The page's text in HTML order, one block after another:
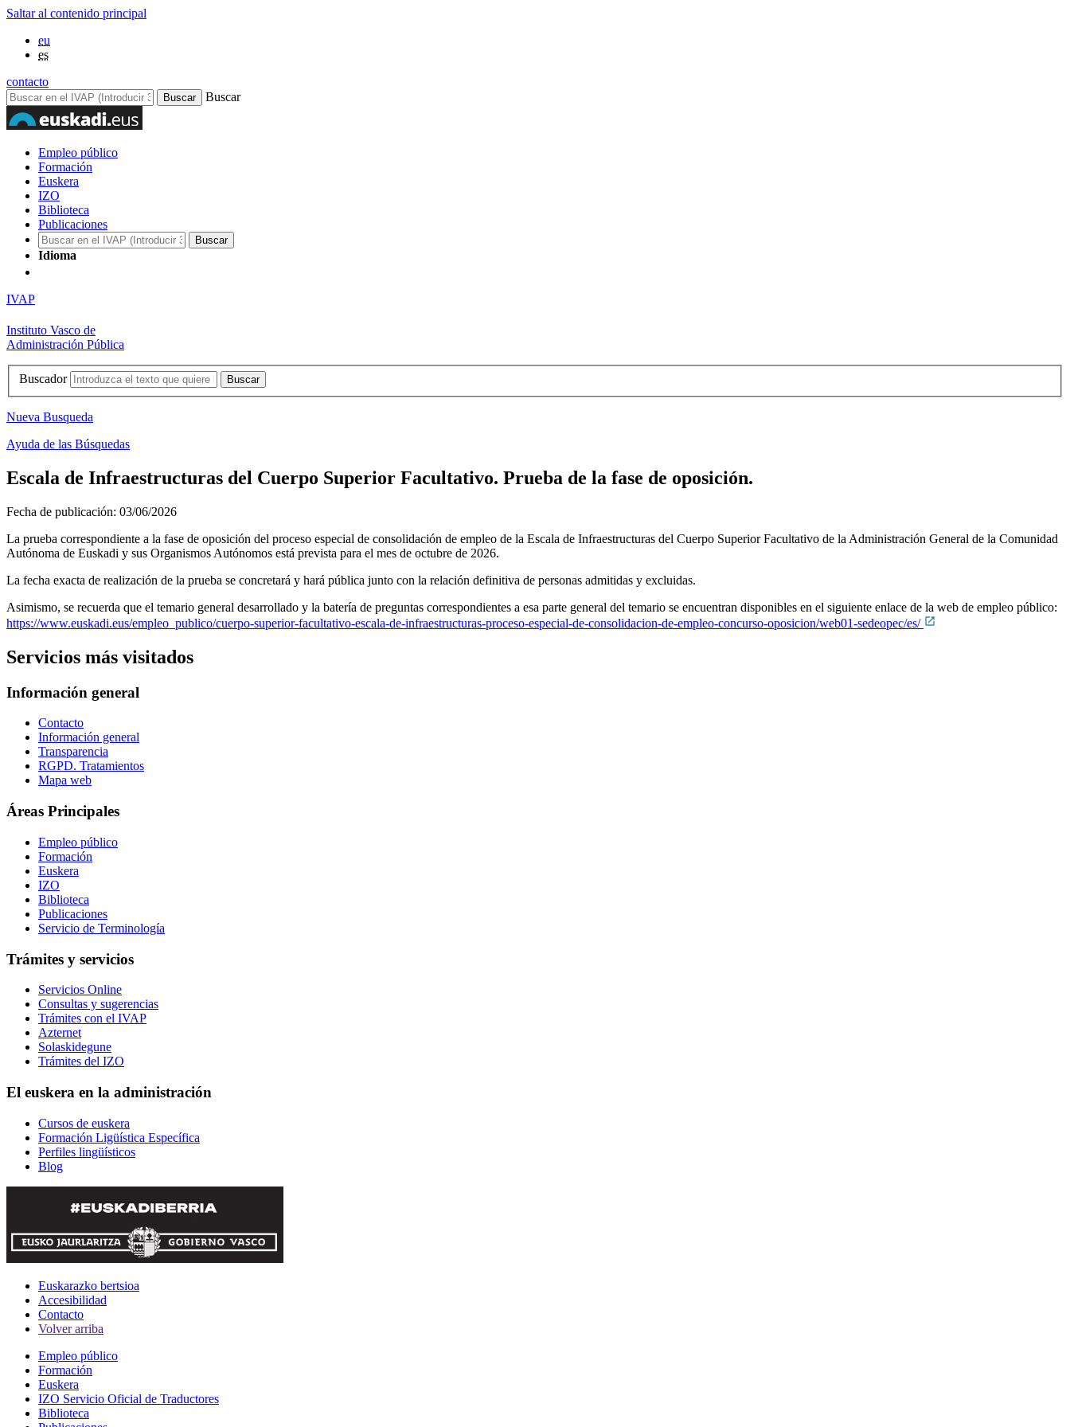
Saltar al contenido principal
eu
es
contacto
Buscar
Empleo público
Formación
Euskera
IZO
Biblioteca
Publicaciones
Idioma
IVAP
Instituto Vasco de
Administración Pública
Buscador
Nueva Busqueda
Ayuda de las Búsquedas
Escala de Infraestructuras del Cuerpo Superior Facultativo. Prueba de la fase de oposición.
Fecha de publicación: 03/06/2026
La prueba correspondiente a la fase de oposición del proceso especial de consolidación de empleo de la Escala de Infraestructuras del Cuerpo Superior Facultativo de la Administración General de la Comunidad
Autónoma de Euskadi y sus Organismos Autónomos está prevista para el mes de octubre de 2026.
La fecha exacta de realización de la prueba se concretará y hará pública junto con la relación definitiva de personas admitidas y excluidas.
Asimismo, se recuerda que el temario general desarrollado y la batería de preguntas correspondientes a esa parte general del temario se encuentran disponibles en el siguiente enlace de la web de empleo público:
https://www.euskadi.eus/empleo_publico/cuerpo-superior-facultativo-escala-de-infraestructuras-proceso-especial-de-consolidacion-de-empleo-concurso-oposicion/web01-sedeopec/es/
Servicios más visitados
Información general
Contacto
Información general
Transparencia
RGPD. Tratamientos
Mapa web
Áreas Principales
Empleo público
Formación
Euskera
IZO
Biblioteca
Publicaciones
Servicio de Terminología
Trámites y servicios
Servicios Online
Consultas y sugerencias
Trámites con el IVAP
Azternet
Solaskidegune
Trámites del IZO
El euskera en la administración
Cursos de euskera
Formación Ligüística Específica
Perfiles lingüísticos
Blog
Euskarazko bertsioa
Accesibilidad
Contacto
Volver arriba
Empleo público
Formación
Euskera
IZO Servicio Oficial de Traductores
Biblioteca